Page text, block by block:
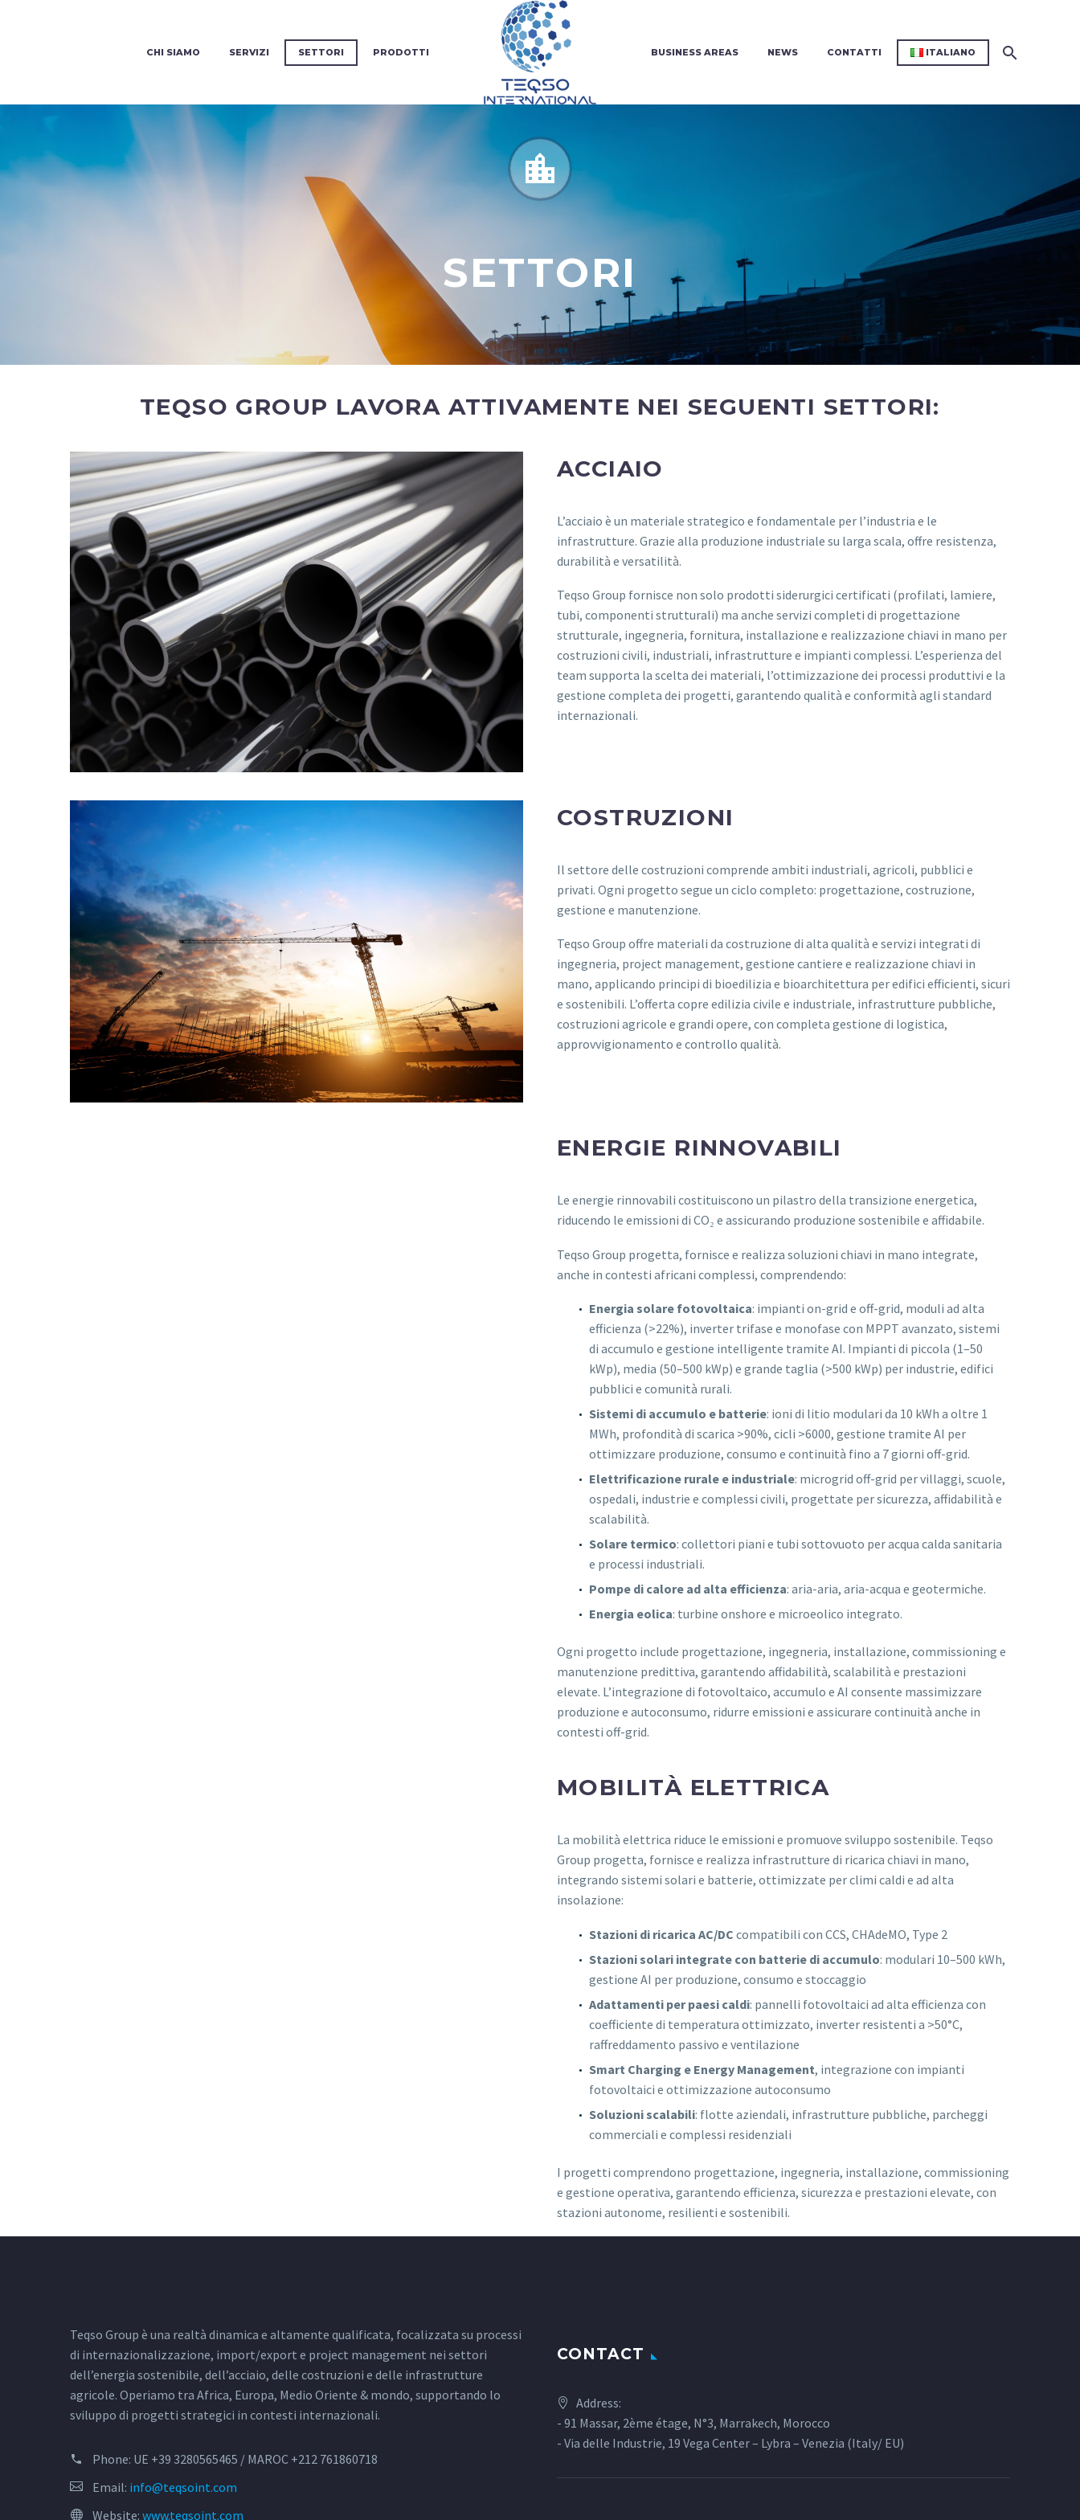
CHI SIAMO SERVIZI SETTORI PRODOTTI BUSINESS AREAS NEWS CONTATTI ITALIANO


SETTORI
TEQSO GROUP LAVORA ATTIVAMENTE NEI SEGUENTI SETTORI:
ACCIAIO
L’acciaio è un materiale strategico e fondamentale per l’industria e le
infrastrutture. Grazie alla produzione industriale su larga scala, offre resistenza,
durabilità e versatilità.
Teqso Group fornisce non solo prodotti siderurgici certificati (profilati, lamiere,
tubi, componenti strutturali) ma anche servizi completi di progettazione
strutturale, ingegneria, fornitura, installazione e realizzazione chiavi in mano per
costruzioni civili, industriali, infrastrutture e impianti complessi. L’esperienza del
team supporta la scelta dei materiali, l’ottimizzazione dei processi produttivi e la
gestione completa dei progetti, garantendo qualità e conformità agli standard
internazionali.
COSTRUZIONI
Il settore delle costruzioni comprende ambiti industriali, agricoli, pubblici e
privati. Ogni progetto segue un ciclo completo: progettazione, costruzione,
gestione e manutenzione.
Teqso Group offre materiali da costruzione di alta qualità e servizi integrati di
ingegneria, project management, gestione cantiere e realizzazione chiavi in
mano, applicando principi di bioedilizia e bioarchitettura per edifici efficienti, sicuri
e sostenibili. L’offerta copre edilizia civile e industriale, infrastrutture pubbliche,
costruzioni agricole e grandi opere, con completa gestione di logistica,
approvvigionamento e controllo qualità.
ENERGIE RINNOVABILI
Le energie rinnovabili costituiscono un pilastro della transizione energetica,
riducendo le emissioni di CO₂ e assicurando produzione sostenibile e affidabile.
Teqso Group progetta, fornisce e realizza soluzioni chiavi in mano integrate,
anche in contesti africani complessi, comprendendo:
Energia solare fotovoltaica: impianti on-grid e off-grid, moduli ad alta
efficienza (>22%), inverter trifase e monofase con MPPT avanzato, sistemi
di accumulo e gestione intelligente tramite AI. Impianti di piccola (1–50
kWp), media (50–500 kWp) e grande taglia (>500 kWp) per industrie, edifici
pubblici e comunità rurali.
Sistemi di accumulo e batterie: ioni di litio modulari da 10 kWh a oltre 1
MWh, profondità di scarica >90%, cicli >6000, gestione tramite AI per
ottimizzare produzione, consumo e continuità fino a 7 giorni off-grid.
Elettrificazione rurale e industriale: microgrid off-grid per villaggi, scuole,
ospedali, industrie e complessi civili, progettate per sicurezza, affidabilità e
scalabilità.
Solare termico: collettori piani e tubi sottovuoto per acqua calda sanitaria
e processi industriali.
Pompe di calore ad alta efficienza: aria-aria, aria-acqua e geotermiche.
Energia eolica: turbine onshore e microeolico integrato.
Ogni progetto include progettazione, ingegneria, installazione, commissioning e
manutenzione predittiva, garantendo affidabilità, scalabilità e prestazioni
elevate. L’integrazione di fotovoltaico, accumulo e AI consente massimizzare
produzione e autoconsumo, ridurre emissioni e assicurare continuità anche in
contesti off-grid.
MOBILITÀ ELETTRICA
La mobilità elettrica riduce le emissioni e promuove sviluppo sostenibile. Teqso
Group progetta, fornisce e realizza infrastrutture di ricarica chiavi in mano,
integrando sistemi solari e batterie, ottimizzate per climi caldi e ad alta
insolazione:
Stazioni di ricarica AC/DC compatibili con CCS, CHAdeMO, Type 2
Stazioni solari integrate con batterie di accumulo: modulari 10–500 kWh,
gestione AI per produzione, consumo e stoccaggio
Adattamenti per paesi caldi: pannelli fotovoltaici ad alta efficienza con
coefficiente di temperatura ottimizzato, inverter resistenti a >50°C,
raffreddamento passivo e ventilazione
Smart Charging e Energy Management, integrazione con impianti
fotovoltaici e ottimizzazione autoconsumo
Soluzioni scalabili: flotte aziendali, infrastrutture pubbliche, parcheggi
commerciali e complessi residenziali
I progetti comprendono progettazione, ingegneria, installazione, commissioning
e gestione operativa, garantendo efficienza, sicurezza e prestazioni elevate, con
stazioni autonome, resilienti e sostenibili.
Teqso Group è una realtà dinamica e altamente qualificata, focalizzata su processi
di internazionalizzazione, import/export e project management nei settori
dell’energia sostenibile, dell’acciaio, delle costruzioni e delle infrastrutture
agricole. Operiamo tra Africa, Europa, Medio Oriente & mondo, supportando lo
sviluppo di progetti strategici in contesti internazionali.
Phone: UE +39 3280565465 / MAROC +212 761860718
Email: info@teqsoint.com
Website: www.teqsoint.com
CONTACT
Address:
- 91 Massar, 2ème étage, N°3, Marrakech, Morocco
- Via delle Industrie, 19 Vega Center – Lybra – Venezia (Italy/ EU)